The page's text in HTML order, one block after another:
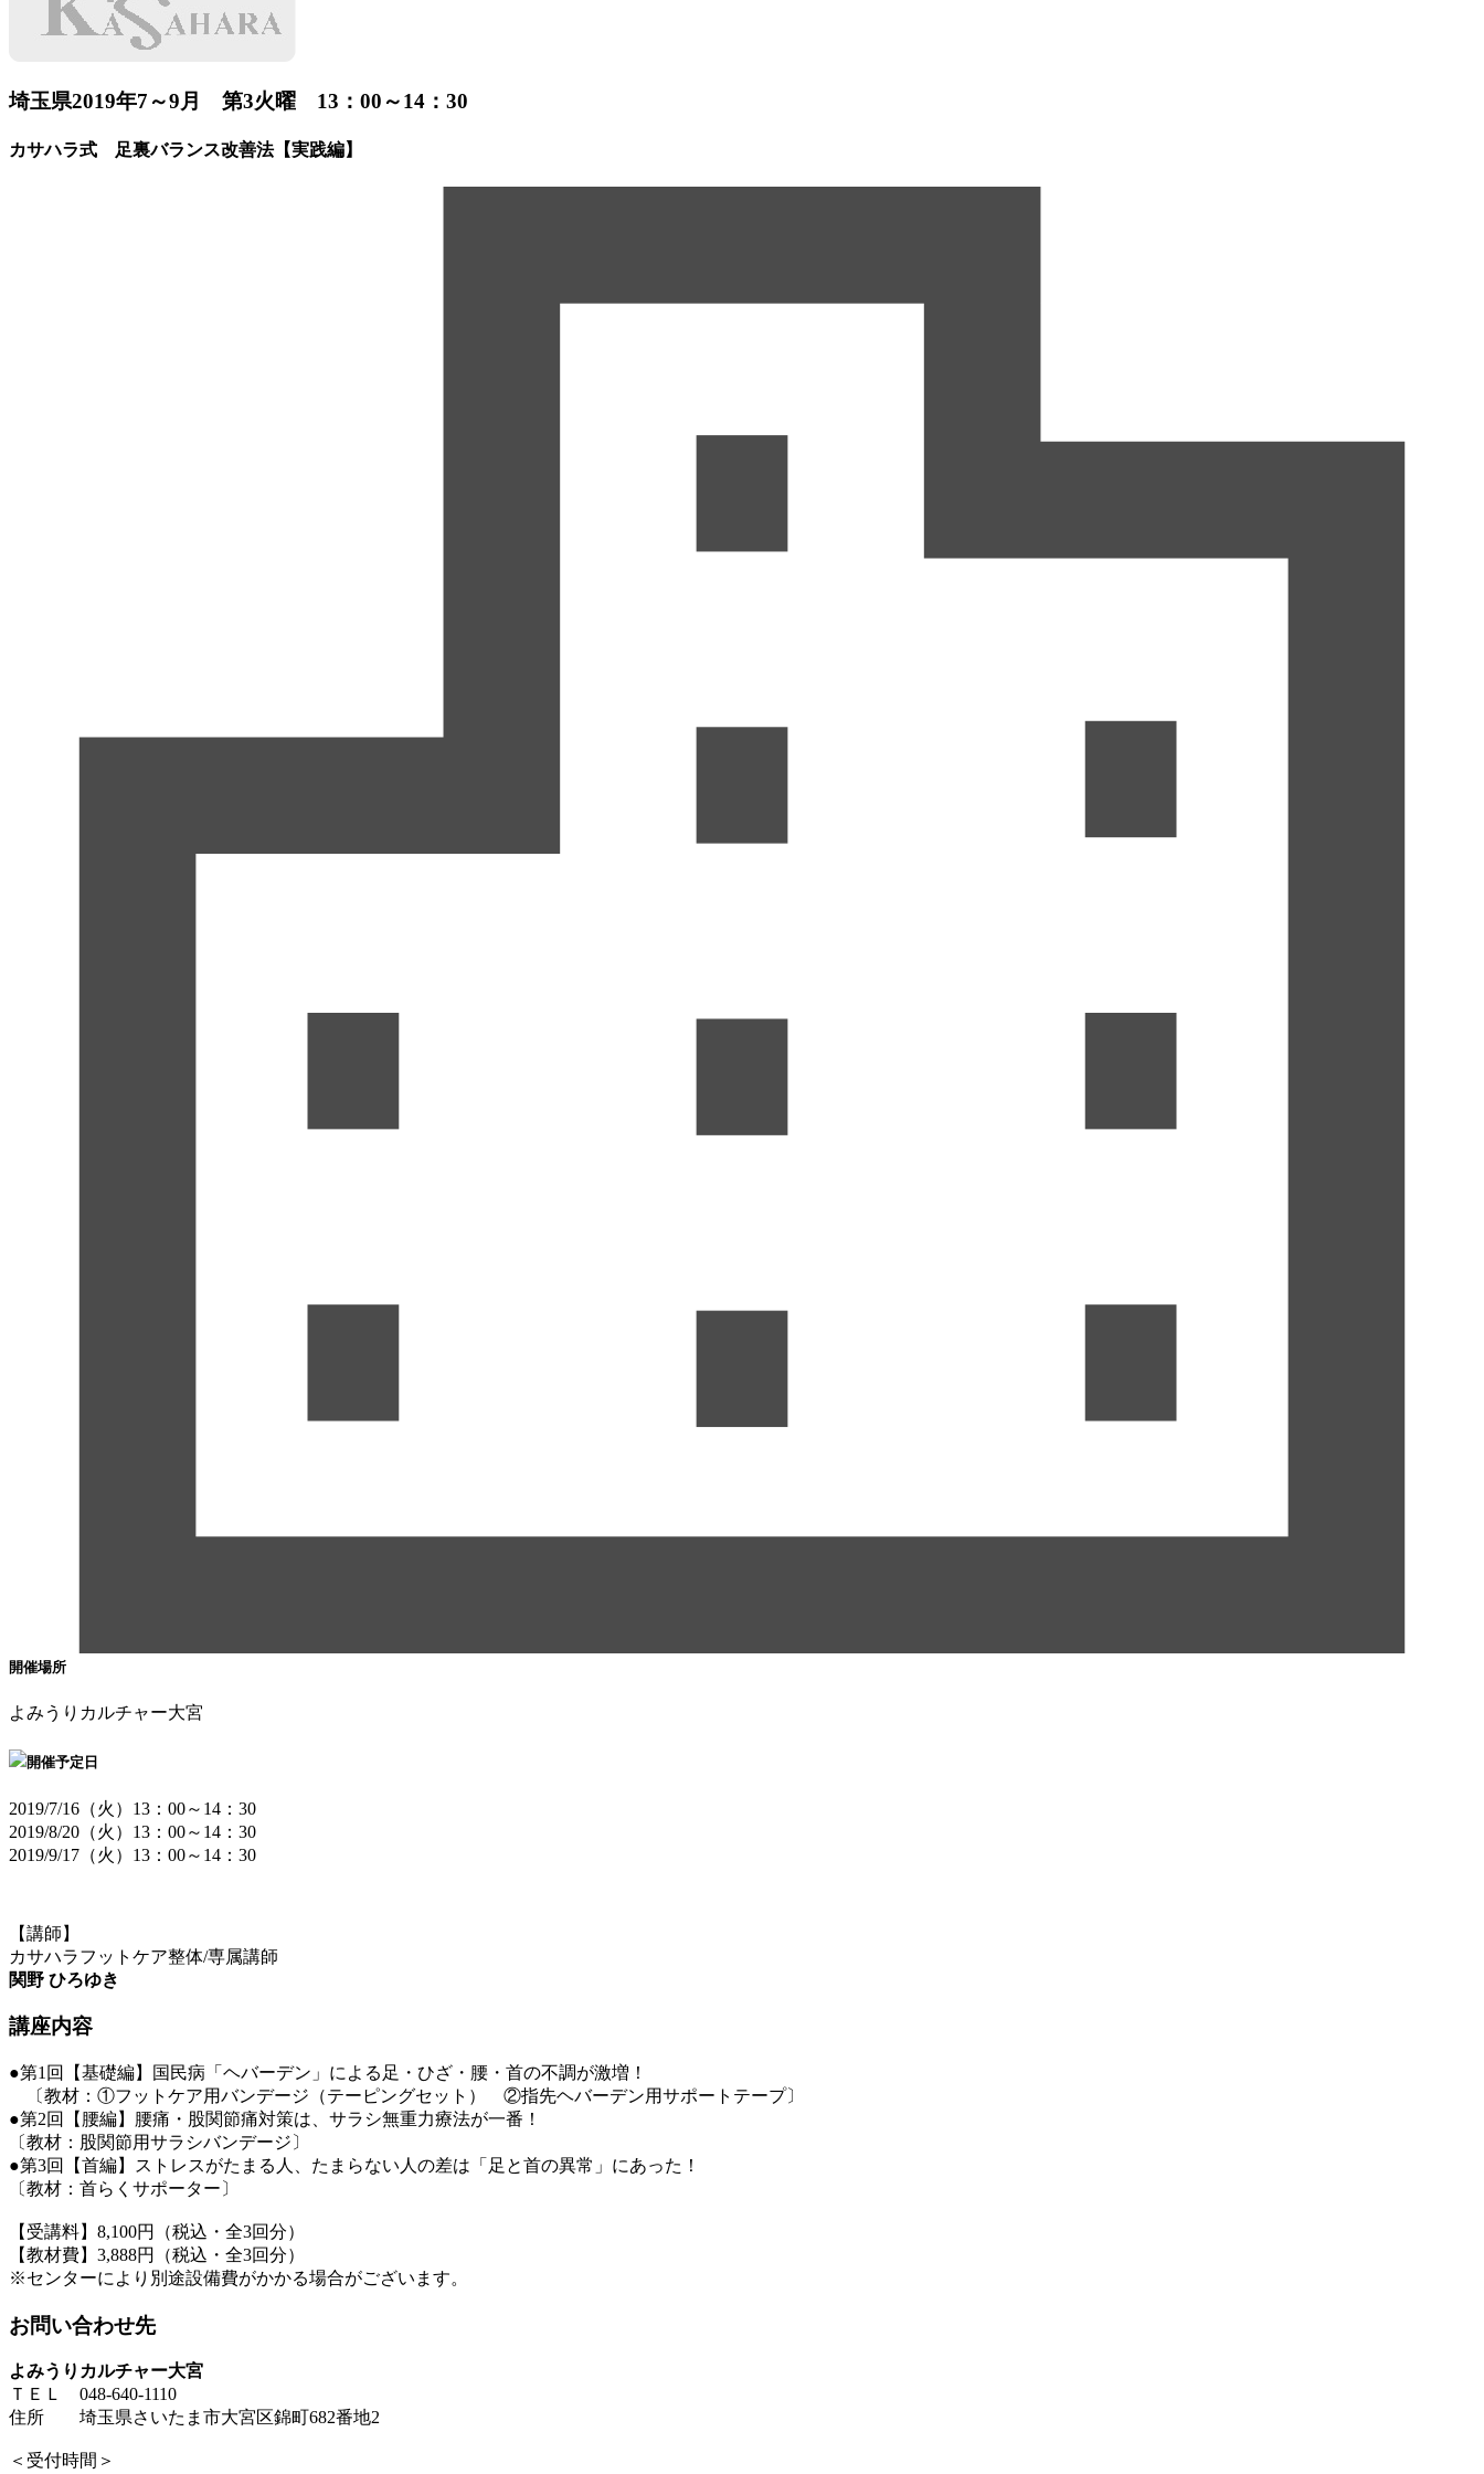
埼玉県2019年7～9月 第3火曜 13：00～14：30
カサハラ式 足裏バランス改善法【実践編】
開催場所
よみうりカルチャー大宮
開催予定日
2019/7/16（火）13：00～14：30
2019/8/20（火）13：00～14：30
2019/9/17（火）13：00～14：30
【講師】
カサハラフットケア整体/専属講師
関野 ひろゆき
講座内容
●第1回【基礎編】国民病「ヘバーデン」による足・ひざ・腰・首の不調が激増！
〔教材：①フットケア用バンデージ（テーピングセット） ②指先ヘバーデン用サポートテープ〕
●第2回【腰編】腰痛・股関節痛対策は、サラシ無重力療法が一番！
〔教材：股関節用サラシバンデージ〕
●第3回【首編】ストレスがたまる人、たまらない人の差は「足と首の異常」にあった！
〔教材：首らくサポーター〕
【受講料】8,100円（税込・全3回分）
【教材費】3,888円（税込・全3回分）
※センターにより別途設備費がかかる場合がございます。
お問い合わせ先
よみうりカルチャー大宮
ＴＥＬ 048-640-1110
住所 埼玉県さいたま市大宮区錦町682番地2
＜受付時間＞